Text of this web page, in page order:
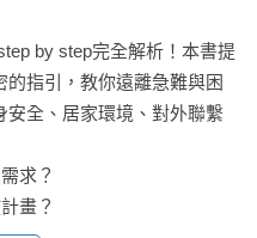
by step完全解析！本書提
指引，教你遠離急難與困
全、居家環境、對外聯繫
求？
畫？